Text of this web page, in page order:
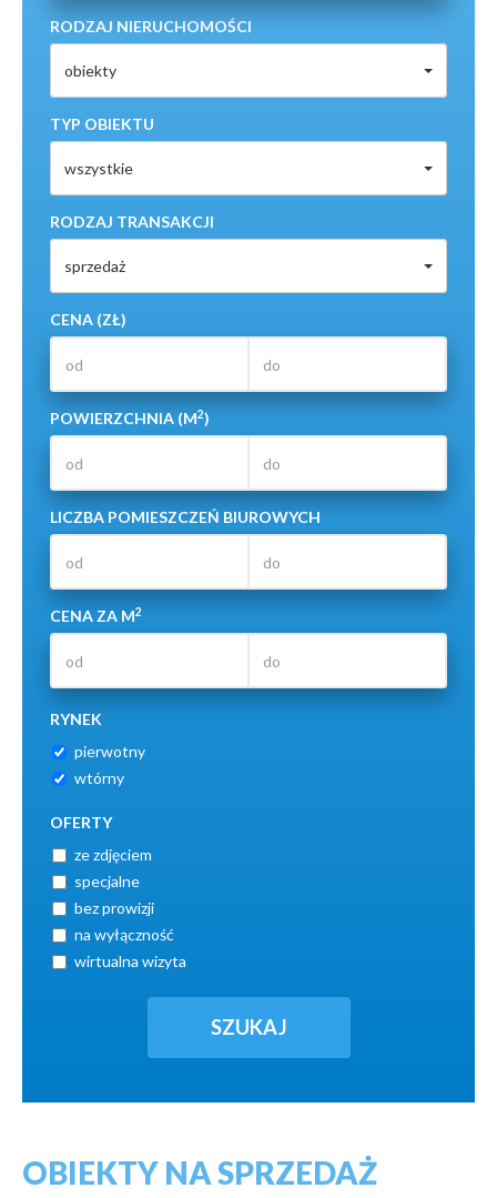
RODZAJ NIERUCHOMOŚCI
obiekty
TYP OBIEKTU
wszystkie
RODZAJ TRANSAKCJI
sprzedaż
CENA (ZŁ)
POWIERZCHNIA (M2)
LICZBA POMIESZCZEŃ BIUROWYCH
CENA ZA M2
RYNEK
pierwotny
wtórny
OFERTY
ze zdjęciem
specjalne
bez prowizji
na wyłączność
wirtualna wizyta
OBIEKTY NA SPRZEDAŻ